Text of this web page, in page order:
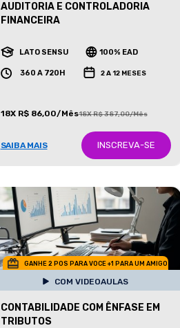
AUDITORIA E CONTROLADORIA
FINANCEIRA
LATO SENSU 100% EAD
360 A 720H 2 A 12 MESES
18X R$ 86,00/Mês18X R$ 387,00/Mês
SAIBA MAIS INSCREVA-SE
GANHE 2 POS PARA VOCE +1 PARA UM AMIGO
COM VIDEOAULAS
CONTABILIDADE COM ÊNFASE EM
TRIBUTOS